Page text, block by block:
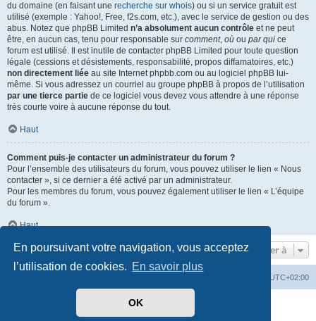
En poursuivant votre navigation, vous acceptez
l’utilisation de cookies. En savoir plus
OK
du domaine (en faisant une recherche sur whois) ou si un service gratuit est
utilisé (exemple : Yahoo!, Free, f2s.com, etc.), avec le service de gestion ou des
abus. Notez que phpBB Limited n’a absolument aucun contrôle et ne peut
être, en aucun cas, tenu pour responsable sur comment, où ou par qui ce
forum est utilisé. Il est inutile de contacter phpBB Limited pour toute question
légale (cessions et désistements, responsabilité, propos diffamatoires, etc.)
non directement liée au site Internet phpbb.com ou au logiciel phpBB lui-
même. Si vous adressez un courriel au groupe phpBB à propos de l’utilisation
par une tierce partie de ce logiciel vous devez vous attendre à une réponse
très courte voire à aucune réponse du tout.
Haut
Comment puis-je contacter un administrateur du forum ?
Pour l’ensemble des utilisateurs du forum, vous pouvez utiliser le lien « Nous
contacter », si ce dernier a été activé par un administrateur.
Pour les membres du forum, vous pouvez également utiliser le lien « L’équipe
du forum ».
Haut
Aller à
UTC+02:00
phpBB ® Forum Software © phpBB Limited
phpBB-fr.com